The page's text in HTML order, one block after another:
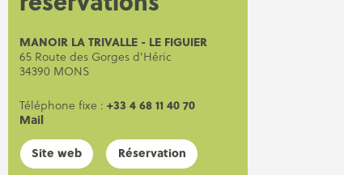
MANOIR LA TRIVALLE - LE FIGUIER
65 Route des Gorges d'Héric
34390 MONS
Téléphone fixe : +33 4 68 11 40 70
Mail
Site web
Réservation